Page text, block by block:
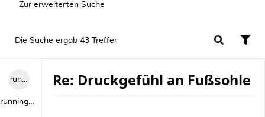
Zur erweiterten Suche
Die Suche ergab 43 Treffer
runningwild1
runningwild1
Re: Druckgefühl an Fußsohle